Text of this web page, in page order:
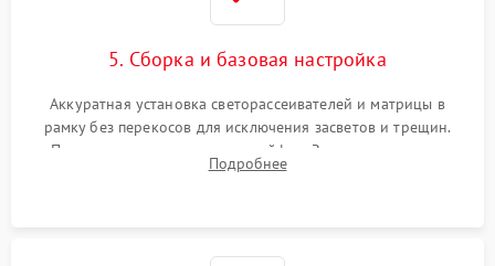
5. Сборка и базовая настройка
Аккуратная установка светорассеивателей и матрицы в
рамку без перекосов для исключения засветов и трещин.
Подключение внутренних шлейфов. Закрытие корпуса.
Сброс настроек и обновление программного обеспечения.
Подробнее